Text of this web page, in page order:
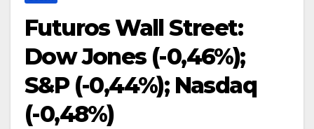
Futuros Wall Street:
Dow Jones (-0,46%);
S&P (-0,44%); Nasdaq
(-0,48%)